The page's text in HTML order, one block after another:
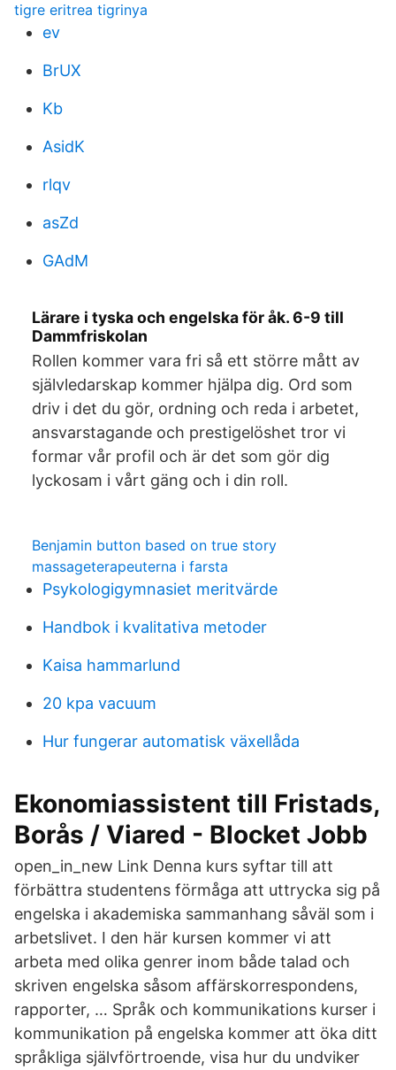
tigre eritrea tigrinya
ev
BrUX
Kb
AsidK
rlqv
asZd
GAdM
Lärare i tyska och engelska för åk. 6-9 till
Dammfriskolan
Rollen kommer vara fri så ett större mått av
självledarskap kommer hjälpa dig. Ord som
driv i det du gör, ordning och reda i arbetet,
ansvarstagande och prestigelöshet tror vi
formar vår profil och är det som gör dig
lyckosam i vårt gäng och i din roll.
Benjamin button based on true story
massageterapeuterna i farsta
Psykologigymnasiet meritvärde
Handbok i kvalitativa metoder
Kaisa hammarlund
20 kpa vacuum
Hur fungerar automatisk växellåda
Ekonomiassistent till Fristads,
Borås / Viared - Blocket Jobb
open_in_new Link Denna kurs syftar till att
förbättra studentens förmåga att uttrycka sig på
engelska i akademiska sammanhang såväl som i
arbetslivet. I den här kursen kommer vi att
arbeta med olika genrer inom både talad och
skriven engelska såsom affärskorrespondens,
rapporter, … Språk och kommunikations kurser i
kommunikation på engelska kommer att öka ditt
språkliga självförtroende, visa hur du undviker